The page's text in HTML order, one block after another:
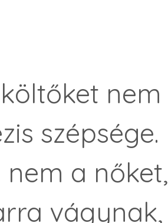
szépsége.
nem a nőket,
vágynak,